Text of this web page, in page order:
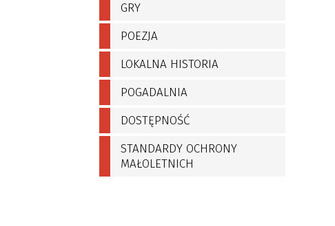
GRY
POEZJA
LOKALNA HISTORIA
POGADALNIA
DOSTĘPNOŚĆ
STANDARDY OCHRONY
MAŁOLETNICH